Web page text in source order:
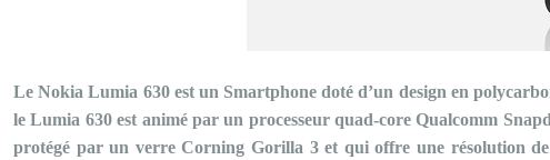
Le Nokia Lumia 630 est un Smartphone doté d’un design en
le Lumia 630 est animé par un processeur quad-core Qualcomm
protégé par un verre Corning Gorilla 3 et qui offre une résolution